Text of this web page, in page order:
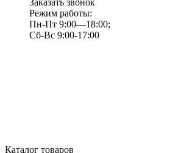
Заказать звонок
Режим работы:
Пн-Пт 9:00—18:00;
Сб-Вс 9:00-17:00
Каталог товаров